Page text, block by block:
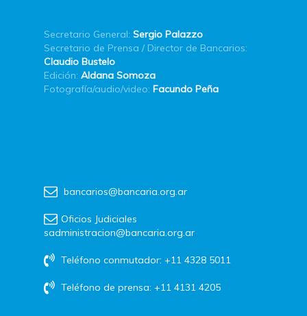
Secretario General: Sergio Palazzo
Secretario de Prensa / Director de Bancarios:
Claudio Bustelo
Edición: Aldana Somoza
Fotografía/audio/video: Facundo Peña
bancarios@bancaria.org.ar
Oficios Judiciales
sadministracion@bancaria.org.ar
Teléfono conmutador: +11 4328 5011
Teléfono de prensa: +11 4131 4205